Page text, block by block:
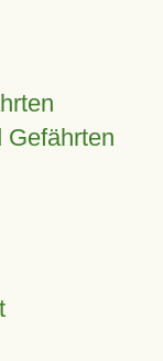
Gefährten